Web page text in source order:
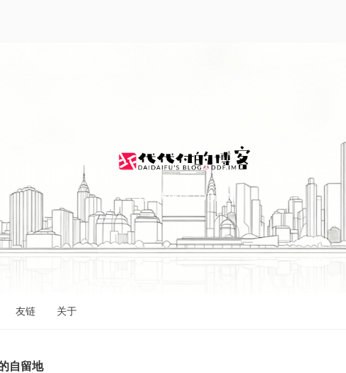
I'M 代代付 | DDF.IM
友链 关于
自留地